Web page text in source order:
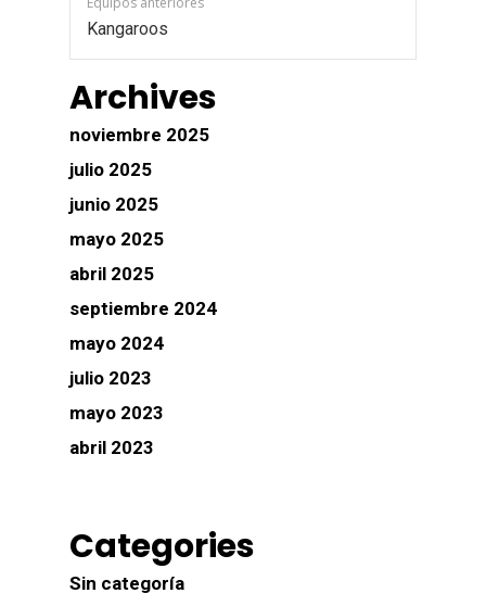
Kangaroos
Archives
noviembre 2025
julio 2025
junio 2025
mayo 2025
abril 2025
septiembre 2024
mayo 2024
julio 2023
mayo 2023
abril 2023
Categories
Sin categoría